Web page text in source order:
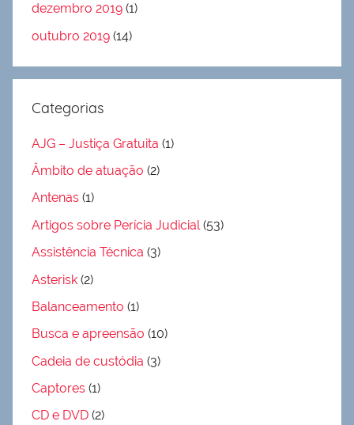
dezembro 2019 (1)
outubro 2019 (14)
Categorias
AJG – Justiça Gratuita (1)
Âmbito de atuação (2)
Antenas (1)
Artigos sobre Perícia Judicial(53)
Assistência Técnica (3)
Asterisk (2)
Balanceamento (1)
Busca e apreensão (10)
Cadeia de custódia (3)
Captores (1)
CD e DVD (2)